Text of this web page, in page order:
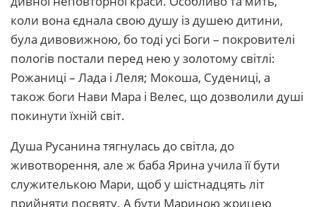
коли вона єднала свою душу із душею дитини,
була дивовижною, бо тоді усі Боги – покровителі
пологів постали перед нею у золотому світлі:
Рожаниці – Лада і Леля; Мокоша, Судениці, а
також боги Нави Мара і Велес, що дозволили душі
покинути їхній світ.
Душа Русанина тягнулась до світла, до
животворення, але ж баба Ярина учила її бути
служителькою Мари, щоб у шістнадцять літ
прийняти посвяту. А бути Мариною жрицею